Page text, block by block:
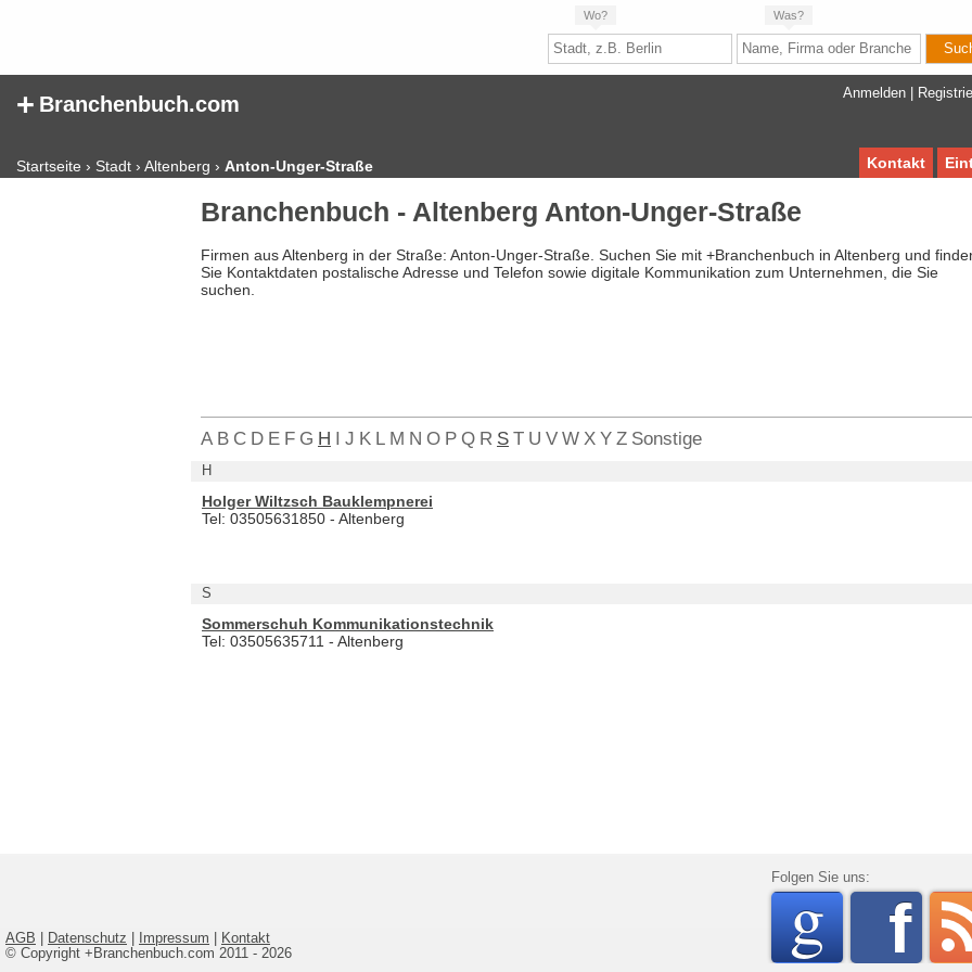
Wo? Was?
Anmelden
+ Branchenbuch.com
Startseite › Stadt › Altenberg › Anton-Unger-Straße Kontakt
Branchenbuch - Altenberg Anton-Unger-Straße
Firmen aus Altenberg in der Straße: Anton-Unger-Straße. Suchen Sie mit +Branchenbuch in Altenberg und
Sie Kontaktdaten postalische Adresse und Telefon sowie digitale Kommunikation zum Unternehmen, die Sie
suchen.
A B C D E F G H I J K L M N O P Q R S T U V W X Y Z Sonstige
H
Holger Wiltzsch Bauklempnerei
Tel: 03505631850 - Altenberg
S
Sommerschuh Kommunikationstechnik
Tel: 03505635711 - Altenberg
AGB Datenschutz Impressum
Kontakt
© Copyright +Branchenbuch.com 2011 - 2026
Folgen Sie uns:
rss